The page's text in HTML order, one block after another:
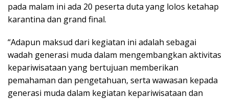
pada malam ini ada 20 peserta duta yang lolos ketahap
karantina dan grand final.
“Adapun maksud dari kegiatan ini adalah sebagai
wadah generasi muda dalam mengembangkan aktivitas
kepariwisataan yang bertujuan memberikan
pemahaman dan pengetahuan, serta wawasan kepada
generasi muda dalam kegiatan kepariwisataan dan